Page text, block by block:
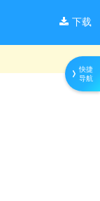
下载
快捷
导航